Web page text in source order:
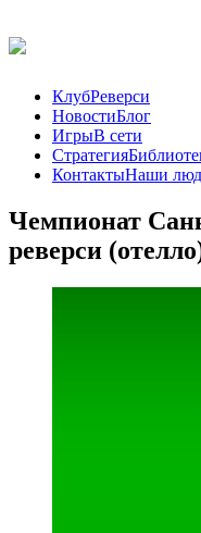
КлубРеверси
НовостиБлог
ИгрыВ сети
Стратегия
КонтактыНаши
Чемпионат
реверси